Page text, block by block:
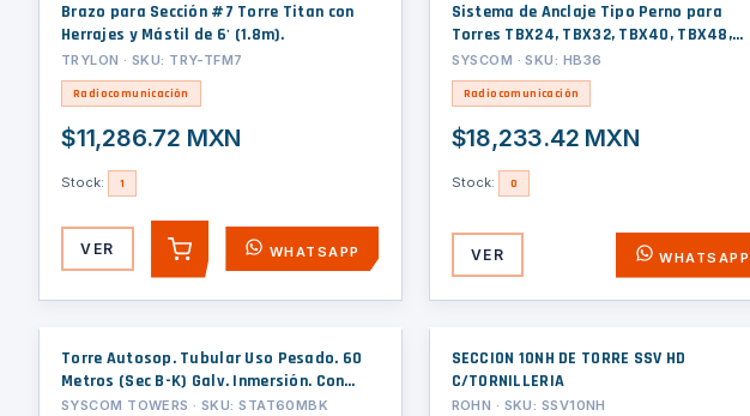
Brazo para Sección #7 Torre Titan con
Herrajes y Mástil de 6' (1.8m).
TRYLON · SKU: TRY-TFM7
Radiocomunicación
$11,286.72 MXN
Stock: 1
VER AGREGARWHATSAPP
Sistema de Anclaje Tipo Perno para
Torres TBX24, TBX32, TBX40, TBX48,
GTBX32, GTBX40 y GTBX48.
SYSCOM · SKU: HB36
Radiocomunicación
$18,233.42 MXN
Stock: 0
VER WHATSAPP
Torre Autosop. Tubular Uso Pesado. 60
Metros (Sec B-K) Galv. Inmersión. Con
Accesorios.
SYSCOM TOWERS · SKU: STAT60MBK
SECCION 10NH DE TORRE SSV HD
C/TORNILLERIA
ROHN · SKU: SSV10NH